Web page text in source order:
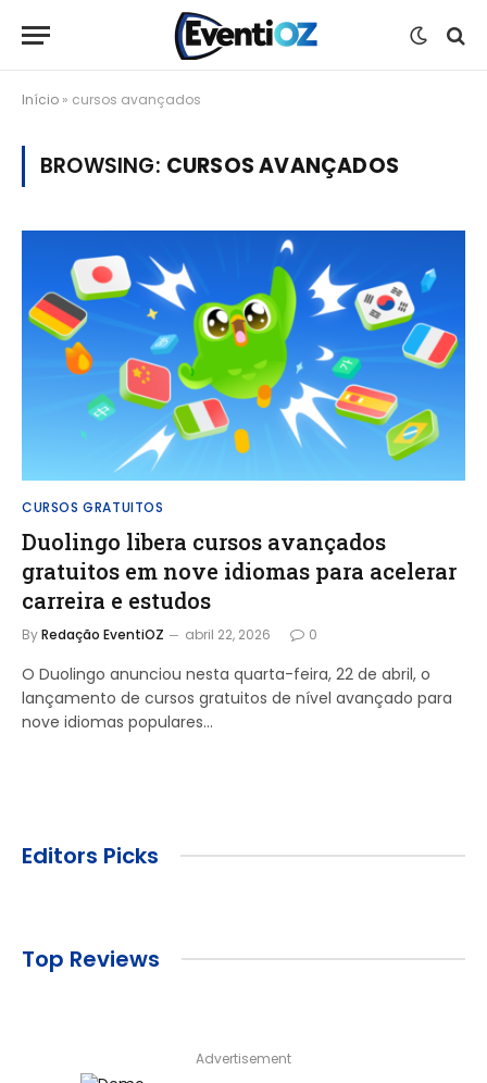
Início » cursos avançados
BROWSING: CURSOS AVANÇADOS
CURSOS GRATUITOS
Duolingo libera cursos avançados
gratuitos em nove idiomas para acelerar
carreira e estudos
ByRedação EventiOZ abril 22, 2026 0
O Duolingo anunciou nesta quarta-feira, 22 de abril, o
lançamento de cursos gratuitos de nível avançado para
nove idiomas populares…
Editors Picks
Top Reviews
Advertisement